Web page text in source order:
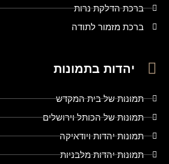
ברכת הדלקת נרות
ברכת מזמור לתודה
יהדות בתמונות
תמונות של בית המקדש
תמונות של הכותל וירושלים
תמונות יהדות ויודאיקה
תמונות יהדות מלבניות